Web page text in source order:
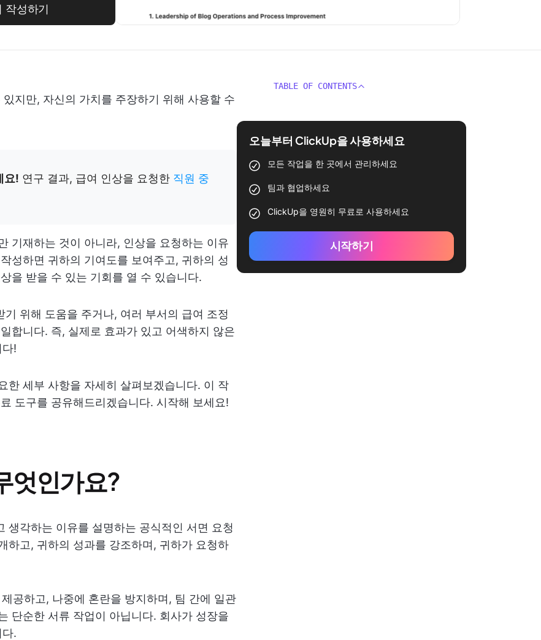
작성하기
지만, 자신의 가치를 주장하기 위해 사용할 수
요! 연구 결과, 급여 인상을 요청한 직원 중
기재하는 것이 아니라, 인상을 요청하는 이유
성하면 귀하의 기여도를 보여주고, 귀하의 성
을 받을 수 있는 기회를 열 수 있습니다.
위해 도움을 주거나, 여러 부서의 급여 조정
합니다. 즉, 실제로 효과가 있고 어색하지 않은
!
한 세부 사항을 자세히 살펴보겠습니다. 이 작
도구를 공유해드리겠습니다. 시작해 보세요!
엇인가요?
생각하는 이유를 설명하는 공식적인 서면 요청
하고, 귀하의 성과를 강조하며, 귀하가 요청하
공하고, 나중에 혼란을 방지하며, 팀 간에 일관
단순한 서류 작업이 아닙니다. 회사가 성장을
.
TABLE OF CONTENTS
오늘부터 ClickUp을 사용하세요
모든 작업을 한 곳에서 관리하세요
팀과 협업하세요
ClickUp을 영원히 무료로 사용하세요
시작하기